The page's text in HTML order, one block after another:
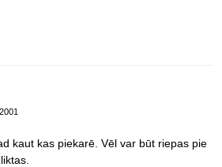
kaut kas piekarē. Vēl var būt riepas pie